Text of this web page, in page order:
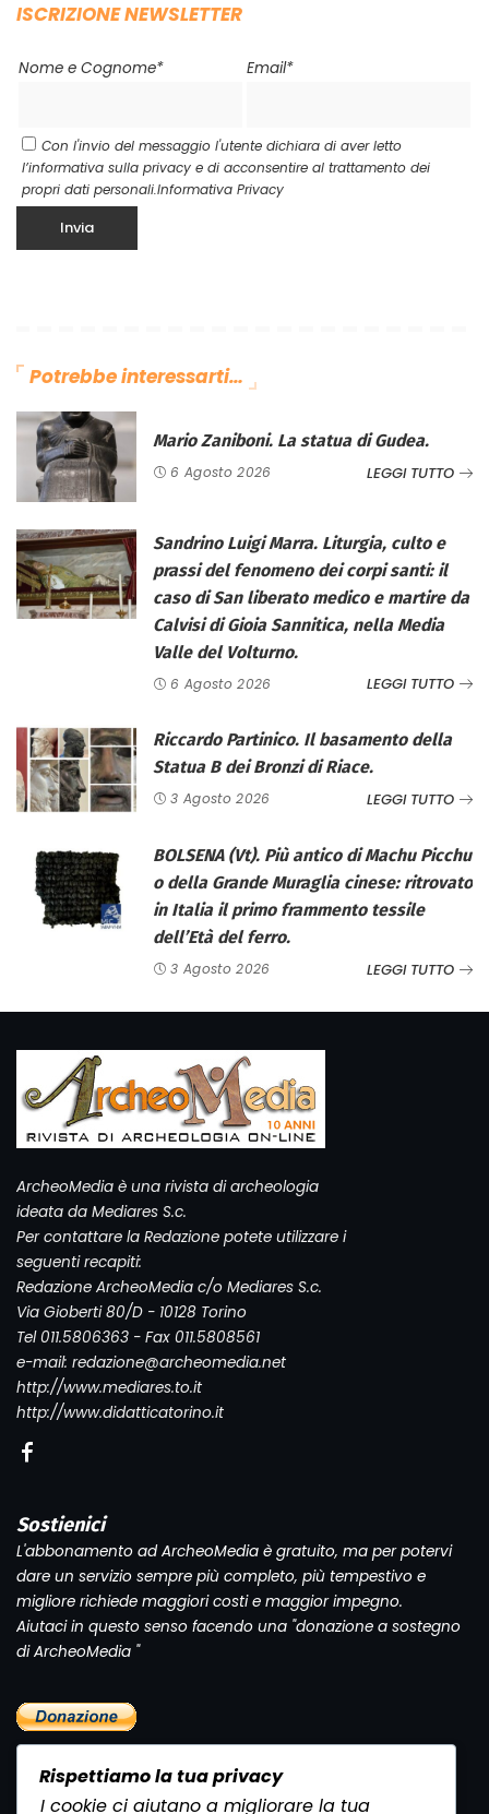
ISCRIZIONE NEWSLETTER
Nome e Cognome* Email*
Con l'invio del messaggio l'utente dichiara di aver letto
l’informativa sulla privacy e di acconsentire al trattamento dei
propri dati personali.Informativa Privacy
Potrebbe interessarti…
Mario Zaniboni. La statua di Gudea.
6 Agosto 2026 LEGGI TUTTO
Sandrino Luigi Marra. Liturgia, culto e
prassi del fenomeno dei corpi santi: il
caso di San liberato medico e martire da
Calvisi di Gioia Sannitica, nella Media
Valle del Volturno.
6 Agosto 2026 LEGGI TUTTO
Riccardo Partinico. Il basamento della
Statua B dei Bronzi di Riace.
3 Agosto 2026 LEGGI TUTTO
BOLSENA (Vt). Più antico di Machu Picchu
o della Grande Muraglia cinese: ritrovato
in Italia il primo frammento tessile
dell’Età del ferro.
3 Agosto 2026 LEGGI TUTTO
ArcheoMedia è una rivista di archeologia
ideata da Mediares S.c.
Per contattare la Redazione potete utilizzare i
seguenti recapiti:
Redazione ArcheoMedia c/o Mediares S.c.
Via Gioberti 80/D - 10128 Torino
Tel 011.5806363 - Fax 011.5808561
e-mail: redazione@archeomedia.net
http://www.mediares.to.it
http://www.didatticatorino.it
Sostienici
L'abbonamento ad ArcheoMedia è gratuito, ma per potervi
dare un servizio sempre più completo, più tempestivo e
migliore richiede maggiori costi e maggior impegno.
Aiutaci in questo senso facendo una "donazione a sostegno
di ArcheoMedia "
Rispettiamo la tua privacy
I cookie ci aiutano a migliorare la tua